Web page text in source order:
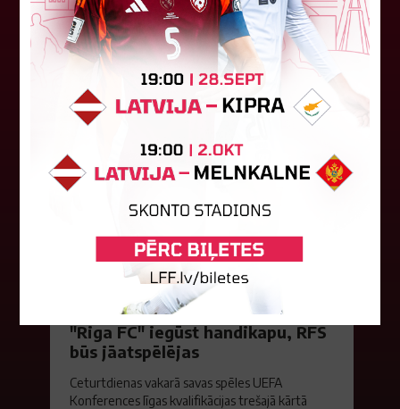
Piedalās:Komitejas locekļi: Jevgenija
Tverjanoviča-Bore, Raivis Grīnbergs...
07. augusts 2026.
"Riga FC" iegūst handikapu, RFS
būs jāatspēlējas
Ceturtdienas vakarā savas spēles UEFA
Konferences līgas kvalifikācijas trešajā kārtā